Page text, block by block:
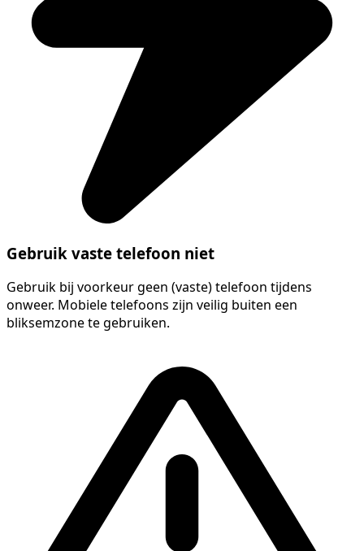
Gebruik vaste telefoon niet
Gebruik bij voorkeur geen (vaste) telefoon tijdens
onweer. Mobiele telefoons zijn veilig buiten een
bliksemzone te gebruiken.